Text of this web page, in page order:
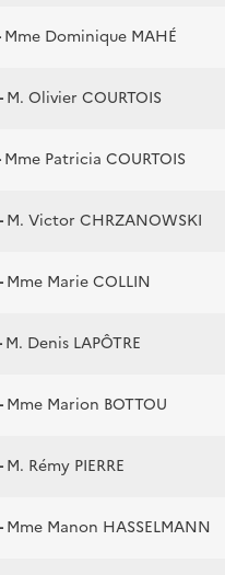
Mme Dominique MAHÉ
M. Olivier COURTOIS
Mme Patricia COURTOIS
M. Victor CHRZANOWSKI
Mme Marie COLLIN
M. Denis LAPÔTRE
Mme Marion BOTTOU
M. Rémy PIERRE
Mme Manon HASSELMANN